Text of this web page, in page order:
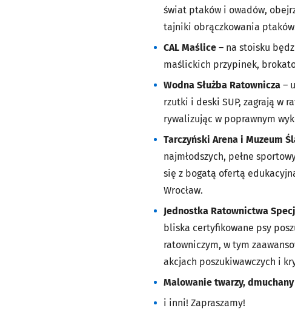
świat ptaków i owadów,
tajniki obrączkowania
CAL Maślice – na stoisku
maślickich przypinek,
Wodna Służba Ratownicza –
rzutki i deski SUP, zagrają w
rywalizując w poprawnym
Tarczyński Arena i Muzeum
najmłodszych, pełne
się z bogatą ofertą
Wrocław.
Jednostka Ratownictwa
bliska certyfikowane psy
ratowniczym, w tym
akcjach poszukiwawczych i
Malowanie twarzy,
i inni! Zapraszamy!